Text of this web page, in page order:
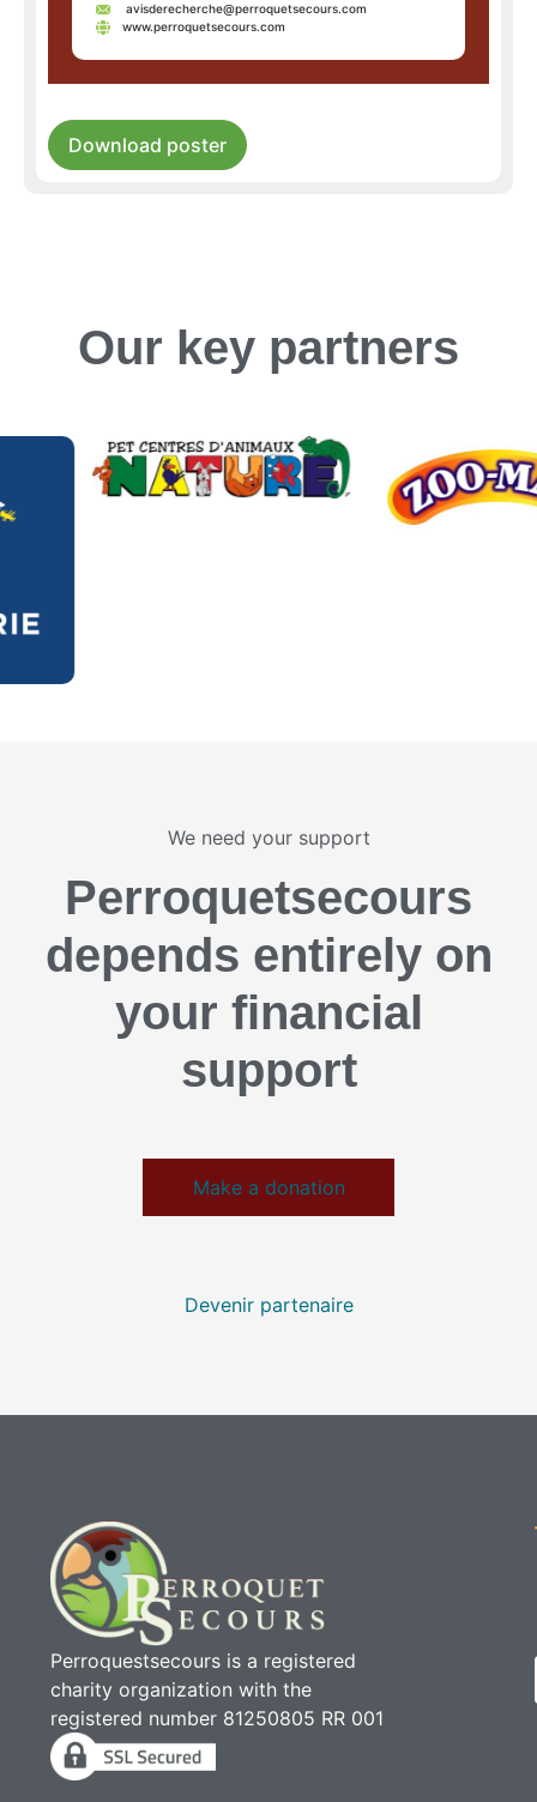
avisderecherche@perroquetsecours.com
www.perroquetsecours.com
Download poster
Our key partners
We need your support
Perroquetsecours
depends entirely on
your financial
support
Make a donation
Devenir partenaire
Perroquestsecours is a registered
charity organization with the
registered number 81250805 RR 001